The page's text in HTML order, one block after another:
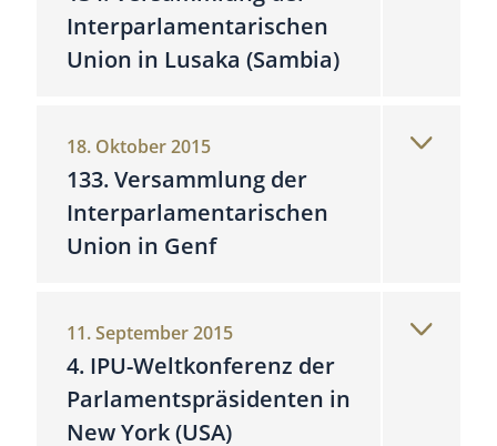
Interparlamentarischen
Union in Lusaka (Sambia)
18. Oktober 2015
133. Versammlung der
Interparlamentarischen
Union in Genf
11. September 2015
4. IPU-Weltkonferenz der
Parlamentspräsidenten in
New York (USA)